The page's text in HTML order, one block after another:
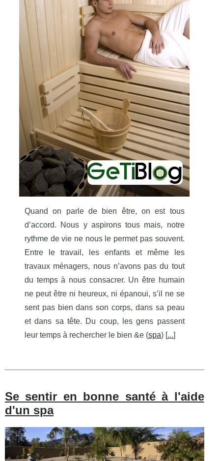
Quand on parle de bien être, on est tous
d’accord. Nous y aspirons tous mais, notre
rythme de vie ne nous le permet pas souvent.
Entre le travail, les enfants et même les
travaux ménagers, nous n’avons pas du tout
du temps à nous consacrer. Un être humain
ne peut être ni heureux, ni épanoui, s’il ne se
sent pas bien dans son corps, dans sa peau
et dans sa tête. Du coup, les gens passent
leur temps à rechercher le bien &e (spa) [...]
Se sentir en bonne santé à l'aide
d'un spa